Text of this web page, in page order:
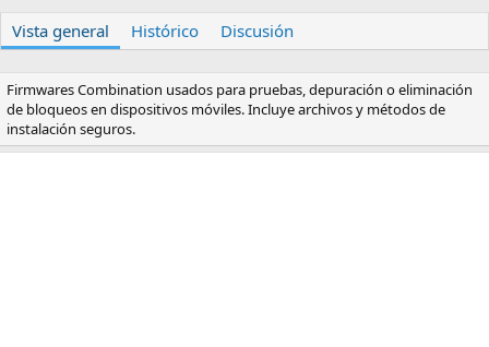
e
r
e
a
c
Vista general Histórico Discusión
Firmwares Combination usados para pruebas, depuración o eliminación
de bloqueos en dispositivos móviles. Incluye archivos y métodos de
instalación seguros.